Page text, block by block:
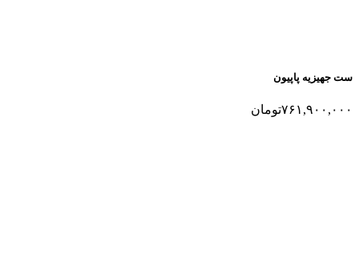
ست جهیزیه پاپیون
۷۶۱,۹۰۰,۰۰۰تومان